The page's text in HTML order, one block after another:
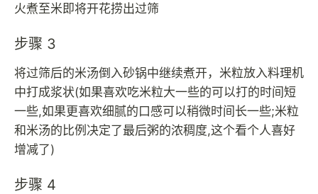
火煮至米即将开花捞出过筛
步骤 3
将过筛后的米汤倒入砂锅中继续煮开，米粒放入料理机
中打成浆状(如果喜欢吃米粒大一些的可以打的时间短
一些,如果更喜欢细腻的口感可以稍微时间长一些;米粒
和米汤的比例决定了最后粥的浓稠度,这个看个人喜好
增减了)
步骤 4